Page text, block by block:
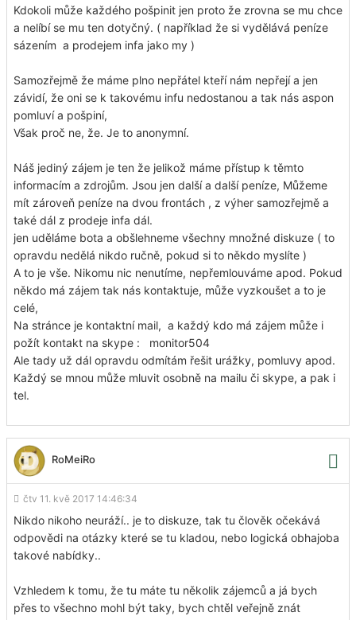
Kdokoli může každého pošpinit jen proto že zrovna se mu chce
a nelíbí se mu ten dotyčný. ( například že si vydělává peníze
sázením a prodejem infa jako my )
Samozřejmě že máme plno nepřátel kteří nám nepřejí a jen
závidí, že oni se k takovému infu nedostanou a tak nás aspon
pomluví a pošpiní,
Však proč ne, že. Je to anonymní.
Náš jediný zájem je ten že jelikož máme přístup k těmto
informacím a zdrojům. Jsou jen další a další peníze, Můžeme
mít zároveň peníze na dvou frontách , z výher samozřejmě a
také dál z prodeje infa dál.
jen uděláme bota a obšlehneme všechny množné diskuze ( to
opravdu nedělá nikdo ručně, pokud si to někdo myslíte )
A to je vše. Nikomu nic nenutíme, nepřemlouváme apod. Pokud
někdo má zájem tak nás kontaktuje, může vyzkoušet a to je
celé,
Na stránce je kontaktní mail, a každý kdo má zájem může i
požít kontakt na skype : monitor504
Ale tady už dál opravdu odmítám řešit urážky, pomluvy apod.
Každý se mnou může mluvit osobně na mailu či skype, a pak i
tel.
RoMeiRo
čtv 11. kvě 2017 14:46:34
Nikdo nikoho neuráží.. je to diskuze, tak tu člověk očekává
odpovědi na otázky které se tu kladou, nebo logická obhajoba
takové nabídky..
Vzhledem k tomu, že tu máte tu několik zájemců a já bych
přes to všechno mohl být taky, bych chtěl veřejně znát